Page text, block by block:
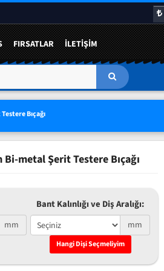
FIRSATLAR İLETIŞIM
Bıçağı
metal Şerit Testere Bıçağı
mm
Bant Kalınlığı ve Diş Aralığı:
mm
Hangi Dişi Seçmeliyim
AVANTAJLI FIYATLAR